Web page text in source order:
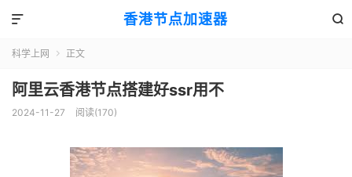
香港节点加速器 

科学上网  正文
阿里云香港节点搭建好ssr用不
2024-11-27 阅读(170)